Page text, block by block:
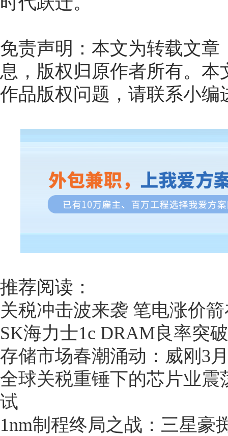
免责声明：本文为转载文
息，版权归原作者所有。
作品版权问题，请联系小编
推荐阅读：
关税冲击波来袭 笔电涨价
SK海力士1c DRAM良率突
存储市场春潮涌动：威刚3
全球关税重锤下的芯片业
试
1nm制程终局之战：三星豪